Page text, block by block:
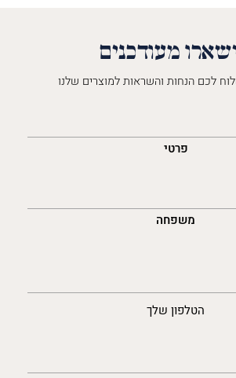
מעודכנים
לכם הנחות והשראות למוצרים שלנו
פרטי
משפחה
הטלפון שלך
(חובה)